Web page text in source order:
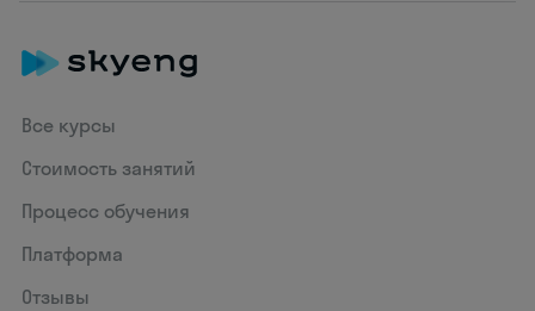
Все курсы
Стоимость занятий
Процесс обучения
Платформа
Отзывы